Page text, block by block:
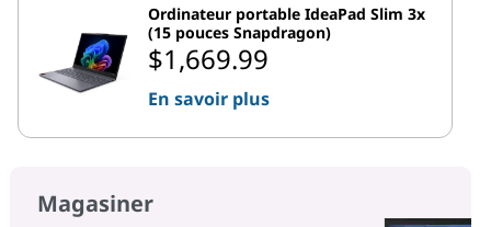
Ordinateur portable IdeaPad Slim 3x
(15 pouces Snapdragon)
$1,669.99
En savoir plus
Magasiner